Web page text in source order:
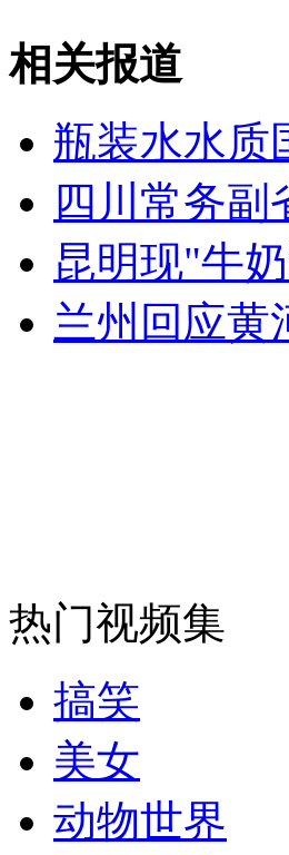
外交部：有关国家言论片面不
安徽一实载49人客车翻车
走！跟着总书记去植树
相关报道
瓶装水水质
四川常务
昆明现"牛
兰州回应黄
热门视频集
搞笑
美女
动物世界